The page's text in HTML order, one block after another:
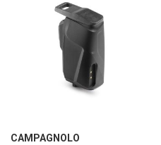
CAMPAGNOLO